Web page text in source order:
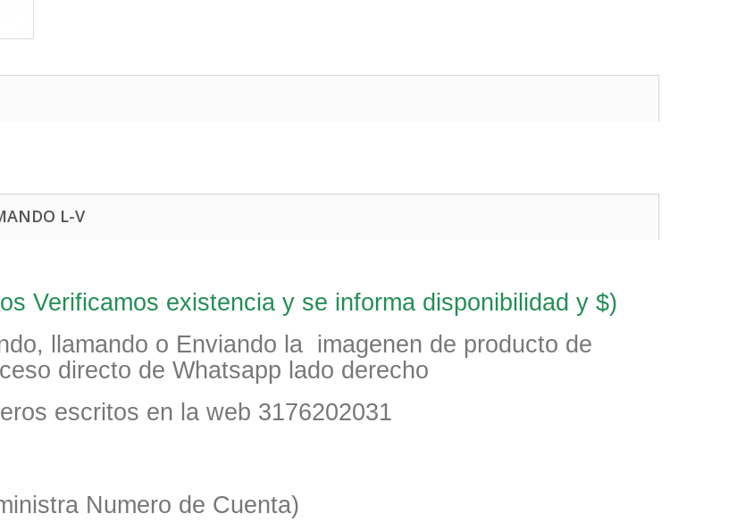
L-V
Verificamos existencia y se informa disponibilidad y $)
llamando o Enviando la imagenen de producto de
directo de Whatsapp lado derecho
escritos en la web 3176202031
Numero de Cuenta)